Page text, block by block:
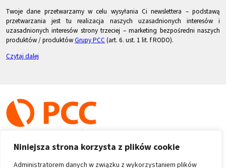
Niniejsza strona korzysta z plików cookie
Administratorem danych w związku z wykorzystaniem plików
Twoje dane przetwarzamy w celu wysyłania Ci newslettera – podstawą
przetwarzania jest tu realizacja naszych uzasadnionych interesów i
uzasadnionych interesów strony trzeciej – marketing bezpośredni naszych
produktów / produktówGrupy PCC (art. 6. ust. 1 lit. f RODO).
Czytaj dalej